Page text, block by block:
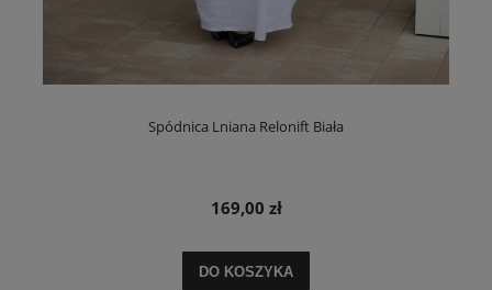
Spódnica Lniana Relonift Biała
169,00 zł
DO KOSZYKA